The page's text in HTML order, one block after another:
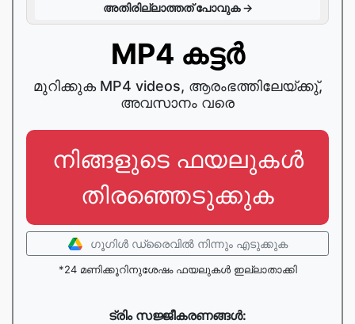
അതിരില്ലാത്തത് പോവുക →
MP4 കട്ടർ
മുറിക്കുക MP4 videos, ആരംഭത്തിലേയ്ക്കു്,
അവസാനം വരെ
നിങ്ങളുടെ ഫയലുകൾ
തിരഞ്ഞെടുക്കുക
ഗൂഗിള്‍ ഡ്രൈവില്‍ നിന്നും എടുക്കുക
*24 മണിക്കൂറിനുശേഷം ഫയലുകൾ ഇല്ലാതാക്കി
ട്രിം സജ്ജീകരണങ്ങള്‍: